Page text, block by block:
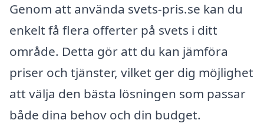
Genom att använda svets-pris.se kan du
enkelt få flera offerter på svets i ditt
område. Detta gör att du kan jämföra
priser och tjänster, vilket ger dig möjlighet
att välja den bästa lösningen som passar
både dina behov och din budget.